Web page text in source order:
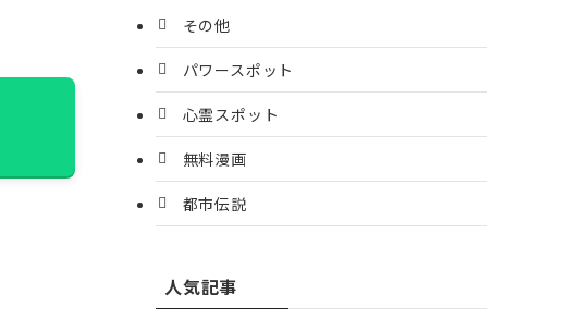
その他
パワースポット
心霊スポット
無料漫画
都市伝説
人気記事